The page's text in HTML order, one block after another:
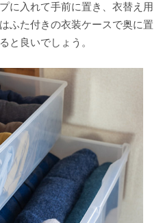
に入れて手前に置き、衣替え用
ふた付きの衣装ケースで奥に置
と良いでしょう。